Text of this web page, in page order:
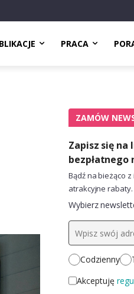
PRACA
ZAMÓW
Zapisz się
Bądź na bieżąco
atrakcyjne rabaty.
Wybierz
Codzienny
Akceptuję